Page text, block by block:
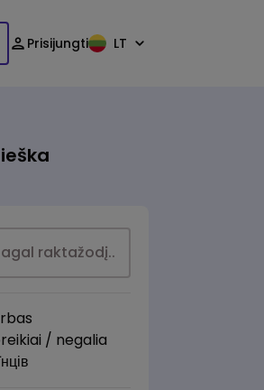
Prisijungti LT
/ negalia